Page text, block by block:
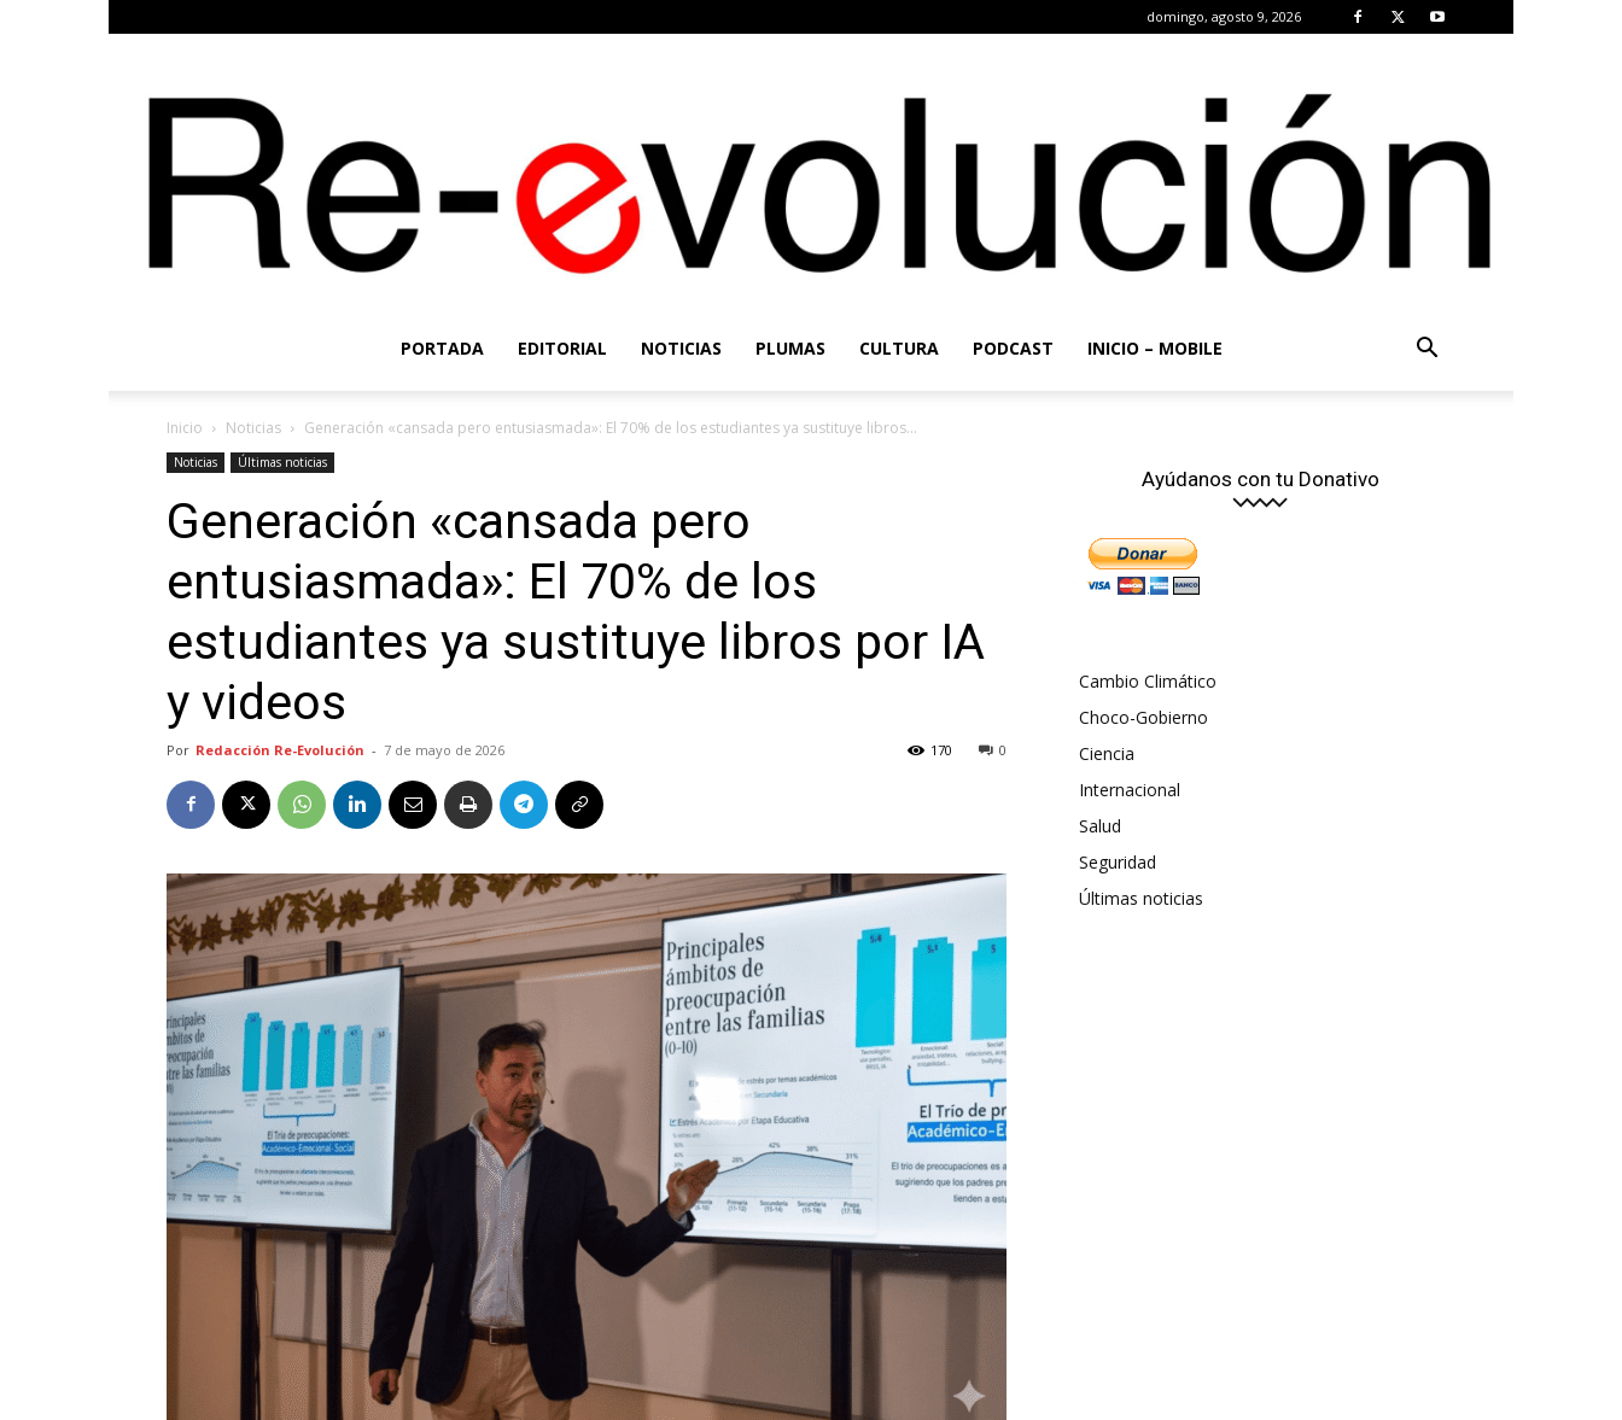
domingo, agosto 9, 2026
PORTADA EDITORIAL NOTICIAS PLUMAS CULTURA PODCAST INICIO – MOBILE
Inicio Noticias Generación «cansada pero entusiasmada»: El 70% de los estudiantes ya sustituye libros...
Noticias Últimas noticias
Generación «cansada pero
entusiasmada»: El 70% de los
estudiantes ya sustituye libros por IA
y videos
Por Redacción Re-Evolución - 7 de mayo de 2026 0
170
Ayúdanos con tu Donativo
Cambio Climático
Choco-Gobierno
Ciencia
Internacional
Salud
Seguridad
Últimas noticias